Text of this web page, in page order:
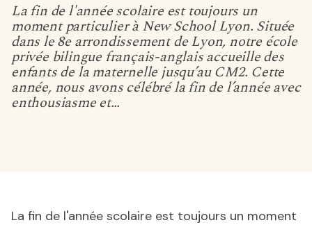
La fin de l'année scolaire est toujours un
moment particulier à New School Lyon. Située
dans le 8e arrondissement de Lyon, notre école
privée bilingue français-anglais accueille des
enfants de la maternelle jusqu’au CM2. Cette
année, nous avons célébré la fin de l’année avec
enthousiasme et…
La fin de l'année scolaire est toujours un moment